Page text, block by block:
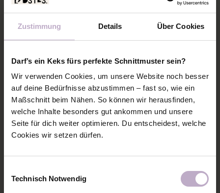
Zustimmung Details Über Cookies
Darf’s ein Keks fürs perfekte Schnittmuster sein?
Wir verwenden Cookies, um unsere Website noch besser
auf deine Bedürfnisse abzustimmen – fast so, wie ein
Maßschnitt beim Nähen. So können wir herausfinden,
welche Inhalte besonders gut ankommen und unsere
Seite für dich weiter optimieren. Du entscheidest, welche
Cookies wir setzen dürfen.
Technisch Notwendig